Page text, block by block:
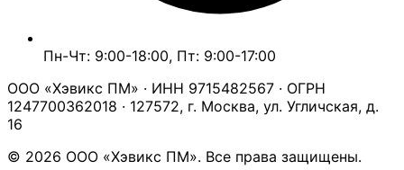
Пн-Чт: 9:00-18:00, Пт: 9:00-17:00
ООО «Хэвикс ПМ» · ИНН 9715482567 · ОГРН
1247700362018 · 127572, г. Москва, ул. Угличская, д.
16
© 2026 ООО «Хэвикс ПМ». Все права защищены.